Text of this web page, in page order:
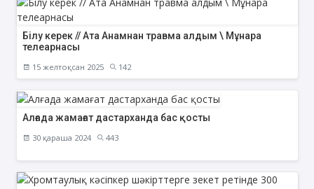
Білу керек // Ата Анамнан травма алдым \ Мұнара
телеарнасы
15 желтоқсан 2025 142
Алғада жамағат дастарханда бас қосты
30 қараша 2024 443